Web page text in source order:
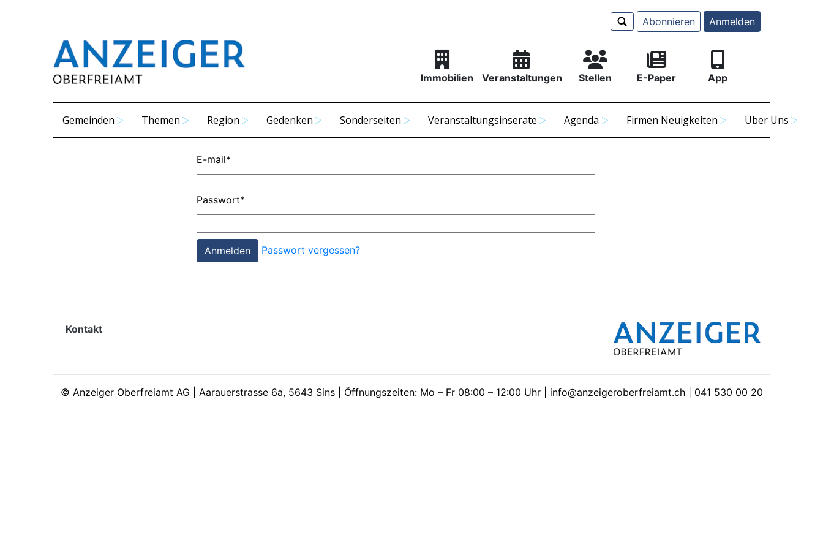
Abonnieren Anmelden
Immobilien Veranstaltungen Stellen E-Paper App
Gemeinden Themen Region Gedenken Sonderseiten Veranstaltungsinserate Agenda Firmen Neuigkeiten Über Uns
E-mail*
Passwort*
Passwort vergessen?
Kontakt
© Anzeiger Oberfreiamt AG | Aarauerstrasse 6a, 5643 Sins | Öffnungszeiten: Mo – Fr 08:00 – 12:00 Uhr | info@anzeigeroberfreiamt.ch | 041 530 00 20